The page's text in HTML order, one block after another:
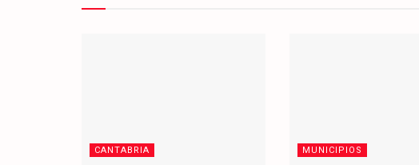
CANTABRIA MUNICIPIOS